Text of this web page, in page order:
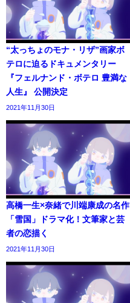
“太っちょのモナ・リザ”画家ボ
テロに迫るドキュメンタリー
『フェルナンド・ボテロ 豊満な
人生』 公開決定
2021年11月30日
高橋一生×奈緒で川端康成の名作
「雪国」ドラマ化！文筆家と芸
者の恋描く
2021年11月30日